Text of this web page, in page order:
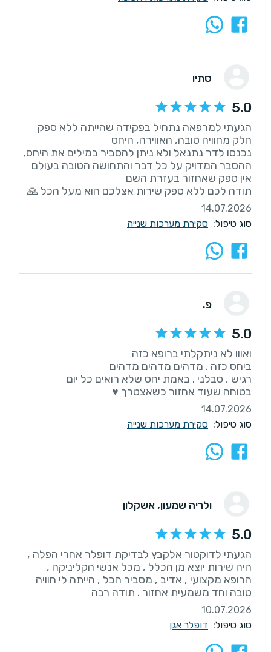
סתיו
5.0
הגעתי למרפאה נתחיל בפקידה שהייתה ללא ספק
נכנסו לדר נתנאל ולא ניתן להסביר במילים את היחס,
ההסבר המדויק על כל דבר והתחושה הטובה בעולם
תודה לכם ללא ספק שירות אצלכם הוא מעל הכל 🙏
14.07.2026
סוג טיפול: סקירת מערכות שנייה
פ.
5.0
בטוחה שעוד אחזור כשאצטרך ♥️
14.07.2026
סוג טיפול: סקירת מערכות שנייה
ולריה שמעון, אשקלון
5.0
הגעתי לדוקטור אלקבץ לבדיקת דופלר אחרי הפלה ,
היה שירות יוצא מן הכלל , מכל אנשי הקליניקה ,
הרופא מקצועי , אדיב , מסביר הכל , הייתה לי חוויה
טובה וחד משמעית אחזור . תודה רבה
10.07.2026
סוג טיפול: דופלר אגן